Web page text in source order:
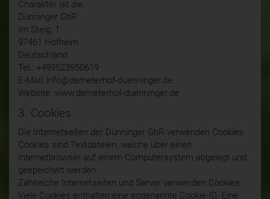
Charakter ist die:
Dünninger GbR
Im Steig, 1
97461 Hofheim
Deutschland
Tel.: +499523950619
E-Mail: info@demeterhof-duenninger.de
Website: www.demeterhof-duenninger.de
3. Cookies
Die Internetseiten der Dünninger GbR verwenden Cookies.
Cookies sind Textdateien, welche über einen
Internetbrowser auf einem Computersystem abgelegt und
gespeichert werden.
Zahlreiche Internetseiten und Server verwenden Cookies.
Viele Cookies enthalten eine sogenannte Cookie-ID. Eine